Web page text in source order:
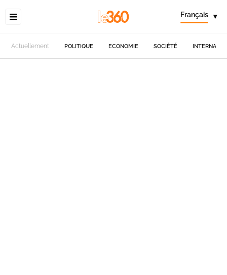
Français ▾
Actuellement POLITIQUE ECONOMIE SOCIÉTÉ